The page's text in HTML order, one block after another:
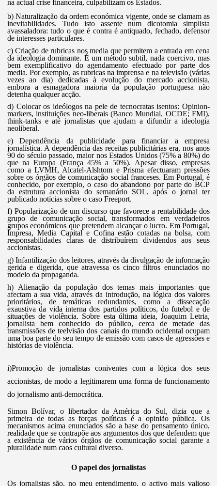
na actual crise financeira, culpabilizam os Estados.
b) Naturalização da ordem económica vigente, onde se clamam as
inevitabilidades. Tudo isto assente num dicotomia simplista
avassaladora: tudo o que é contra é antiquado, fechado, defensor
de interesses particulares.
c) Criação de rubricas nos media que permitem a entrada em cena
da ideologia dominante. É um método subtil, nada coercivo, mas
bem exemplificativo do agendamento efectuado por parte dos
media. Por exemplo, as rubricas na imprensa e na televisão (várias
vezes ao dia) dedicadas à evolução do mercado accionista,
embora a esmagadora maioria da população portuguesa não
detenha qualquer acção.
d) Colocar os ideólogos na pele de tecnocratas isentos: Opinion-
markers, instituições neo-liberais (Banco Mundial, OCDE; FMI),
think-tanks e até jornalistas que ajudam a difundir a ideologia
neoliberal.
e) Dependência da publicidade para financiar a empresa
jornalística. A dependência das receitas publicitárias era, nos anos
90 do século passado, maior nos Estados Unidos (75% a 80%) do
que na Europa (França 45% a 50%). Apesar disso, empresas
como a LVMH, Alcatel-Alshtom e Prisma efectuaram pressões
sobre os órgãos de comunicação social franceses. Em Portugal, é
conhecido, por exemplo, o caso do abandono por parte do BCP
da estrutura accionista do semanário SOL, após o jornal ter
publicado notícias sobre o caso Freeport.
f) Popularização de um discurso que favorece a rentabilidade dos
grupo de comunicação social, transformados em verdadeiros
grupos económicos que pretendem alcançar o lucro. Em Portugal,
Impresa, Media Capital e Cofina estão cotadas na bolsa, com
responsabilidades claras de distribuírem dividendos aos seus
accionistas.
g) Infantilização dos leitores, através da divulgação de informação
gerida e digerida, que atravessa os cinco filtros enunciados no
modelo da propaganda.
h) Alienação da população dos temas mais importantes que
afectam a sua vida, através da introdução, na lógica dos valores
prioritários, de temáticas redundantes, como a dissecação
exaustiva da vida interna dos partidos políticos, do futebol e de
situações de violência. Sobre esta última ideia, Joaquim Letria,
jornalista bem conhecido do público, cerca de metade das
transmissões de teelvisão dos canais do mundo ocidental ocupam
uma boa parte do seu tempo de emissão com casos de agressões e
histórias de violência.
i)Promoção de jornalistas coniventes com a lógica dos seus
accionistas, de modo a legitimarem uma forma de funcionamento
do jornalismo anti-democrática.
Simon Bolívar, o libertador da América do Sul, dizia que a
primeira de todas as forças políticas é a opinião pública. Os
mecanismos acima enunciados são a base do pensamento único,
realidade que se contrapõe aos argumentos dos que defendem que
a existência de vários órgãos de comunicação social garante a
pluralidade num caos cultural diverso.
O papel dos jornalistas
Os jornalistas são, no meu entendimento, o activo mais valioso